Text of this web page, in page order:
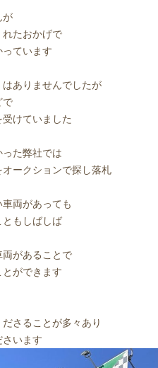
が
たおかげで
ています
ありませんでしたが
で
けていました
た弊社では
ークションで探し落札
両があっても
ともしばしば
両があることで
ができます
さることが多々あり
さいます